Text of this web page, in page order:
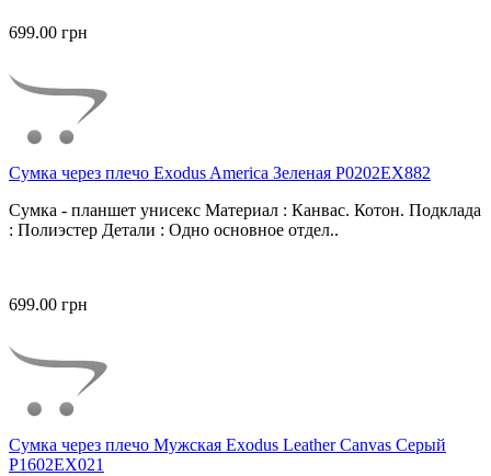
699.00 грн
Сумка через плечо Exodus America Зеленая P0202EX882
Сумка - планшет унисекс Материал : Канвас. Котон. Подклада
: Полиэстер Детали : Одно основное отдел..
699.00 грн
Сумка через плечо Мужская Exodus Leather Canvas Серый
P1602EX021